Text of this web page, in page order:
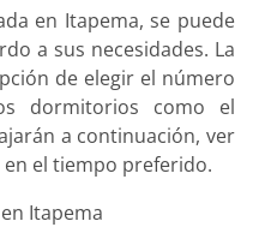
en Itapema, se puede
a sus necesidades. La
de elegir el número
dormitorios como el
a continuación, ver
el tiempo preferido.
Itapema